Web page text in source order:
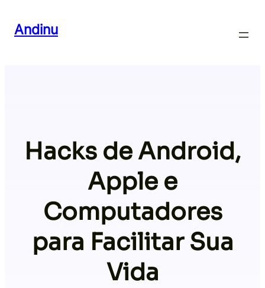
para
Andinu
Hacks de Android,
Apple e
Computadores
para Facilitar Sua
Vida